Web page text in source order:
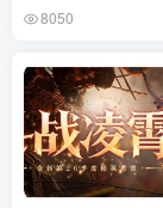
8050